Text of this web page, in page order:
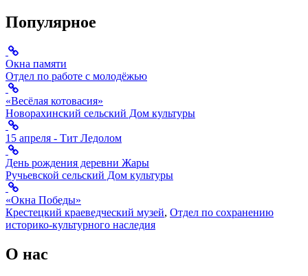
Популярное
Окна памяти
Отдел по работе с молодёжью
«Весёлая котовасия»
Новорахинский сельский Дом культуры
15 апреля - Тит Ледолом
День рождения деревни Жары
Ручьевской сельский Дом культуры
«Окна Победы»
Крестецкий краеведческий музей, Отдел по сохранению
историко-культурного наследия
О нас